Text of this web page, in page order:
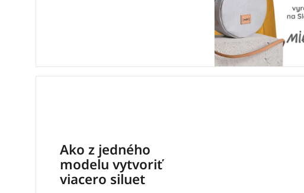
Ako z jedného
modelu vytvoriť
viacero siluet